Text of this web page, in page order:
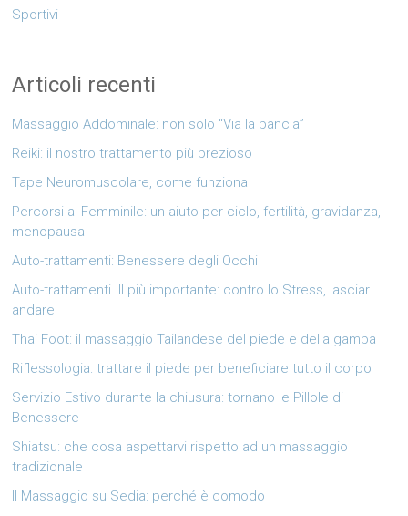
Sportivi
Articoli recenti
Massaggio Addominale: non solo “Via la pancia”
Reiki: il nostro trattamento più prezioso
Tape Neuromuscolare, come funziona
Percorsi al Femminile: un aiuto per ciclo, fertilità, gravidanza,
menopausa
Auto-trattamenti: Benessere degli Occhi
Auto-trattamenti. Il più importante: contro lo Stress, lasciar
andare
Thai Foot: il massaggio Tailandese del piede e della gamba
Riflessologia: trattare il piede per beneficiare tutto il corpo
Servizio Estivo durante la chiusura: tornano le Pillole di
Benessere
Shiatsu: che cosa aspettarvi rispetto ad un massaggio
tradizionale
Il Massaggio su Sedia: perché è comodo